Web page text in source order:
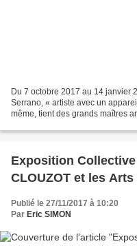
Du 7 octobre 2017 au 14 janvier
Serrano, « artiste avec un
même, tient des grands maîtres
Exposition
CLOUZOT et les
Publié le 27/11/2017 à 10:20
Par Eric SIMON